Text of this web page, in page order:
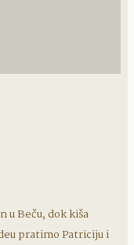
u Beču, dok kiša
pratimo Patriciju i